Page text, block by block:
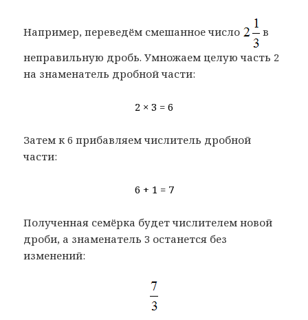
Например, переведём смешанное число
в
неправильную дробь. Умножаем целую часть 2
на знаменатель дробной части:
2 × 3 = 6
Затем к 6 прибавляем числитель дробной
части:
6 + 1 = 7
Полученная семёрка будет числителем новой
дроби, а знаменатель 3 останется без
изменений: